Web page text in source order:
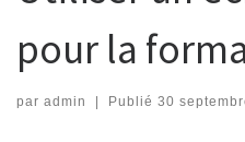
pour la
par admin | Publié 30